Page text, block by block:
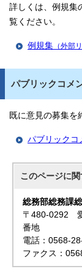
詳しくは、例規集
覧ください。
例規集 （外部
パブリックコメ
既に意見の募集を
パブリックコ
このページに関
総務部総務課
〒480-0292
番地
電話：0568-
ファクス：